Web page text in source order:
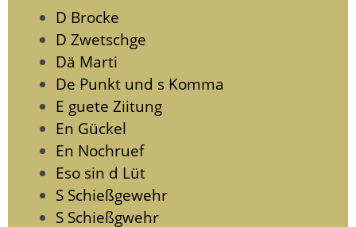
D Brocke
D Zwetschge
Dä Marti
De Punkt und s Komma
E guete Ziitung
En Gückel
En Nochruef
Eso sin d Lüt
S Schießgewehr
S Schießgwehr